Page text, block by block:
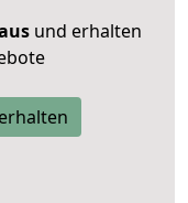
und erhalten